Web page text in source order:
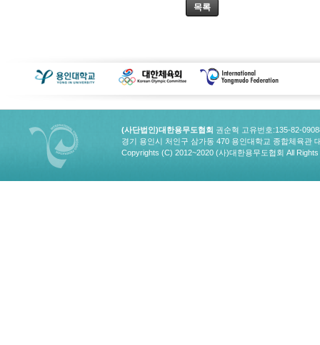
목록
(사단법인)대한용무도협회 권순혁 고유번호:135-82-
경기 용인시 처인구 삼가동 470 용인대학교 종합체육관
Copyrights (C) 2012~2020 (사)대한용무도협회 All